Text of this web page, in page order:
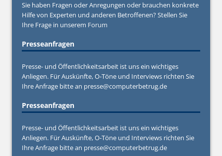
Sie haben Fragen oder Anregungen oder brauchen konkrete
Hilfe von Experten und anderen Betroffenen? Stellen Sie
Ihre Frage in unserem Forum
Presseanfragen
Presse- und Öffentlichkeitsarbeit ist uns ein wichtiges
Anliegen. Für Auskünfte, O-Töne und Interviews richten Sie
Ihre Anfrage bitte an presse@computerbetrug.de
Presseanfragen
Presse- und Öffentlichkeitsarbeit ist uns ein wichtiges
Anliegen. Für Auskünfte, O-Töne und Interviews richten Sie
Ihre Anfrage bitte an presse@computerbetrug.de